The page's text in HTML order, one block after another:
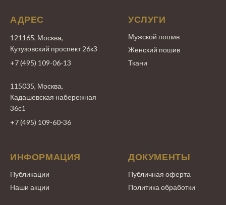
АДРЕС
121165, Москва,
Кутузовский проспект 26к3
+7 (495) 109-06-13
115035, Москва,
Кадашевская набережная
36с1
+7 (495) 109-60-36
УСЛУГИ
Мужской пошив
Женский пошив
Ткани
ИНФОРМАЦИЯ
Публикации
Наши акции
ДОКУМЕНТЫ
Публичная оферта
Политика обработки